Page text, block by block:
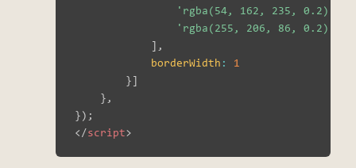
'rgba(54, 162, 235, 0.2)'
'rgba(255, 206, 86, 0.2)'
] ,
borderWidth :
1
}]
} ,
}) ;
</script>